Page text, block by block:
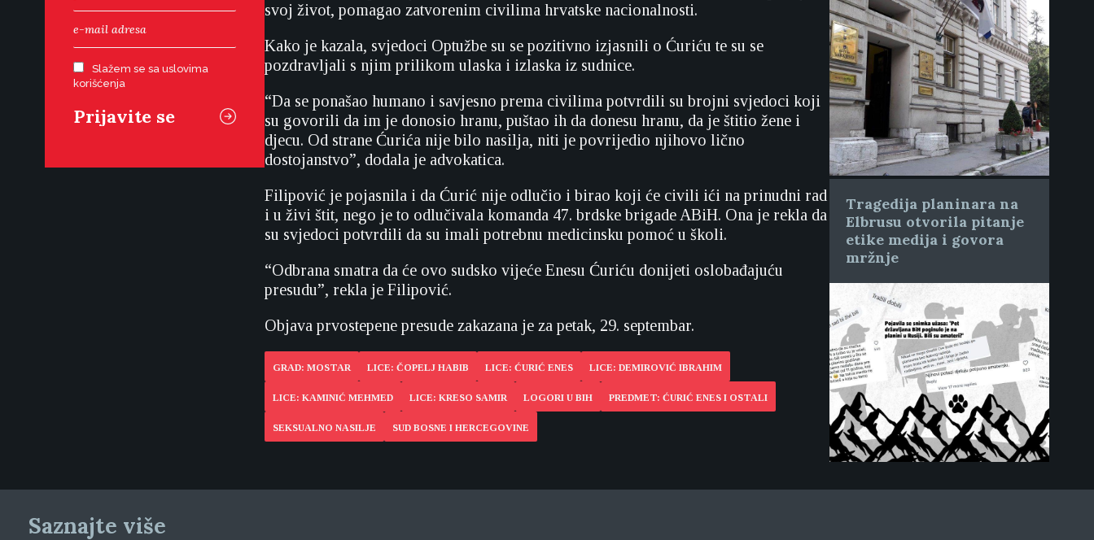
Slažem se sa uslovima
korišćenja
svoj život, pomagao zatvorenim civilima hrvatske nacionalnosti.
Kako je kazala, svjedoci Optužbe su se pozitivno izjasnili o Ćuriću te su se
pozdravljali s njim prilikom ulaska i izlaska iz sudnice.
“Da se ponašao humano i savjesno prema civilima potvrdili su brojni svjedoci koji
su govorili da im je donosio hranu, puštao ih da donesu hranu, da je štitio žene i
djecu. Od strane Ćurića nije bilo nasilja, niti je povrijedio njihovo lično
dostojanstvo”, dodala je advokatica.
Filipović je pojasnila i da Ćurić nije odlučio i birao koji će civili ići na prinudni rad
i u živi štit, nego je to odlučivala komanda 47. brdske brigade ABiH. Ona je rekla da
su svjedoci potvrdili da su imali potrebnu medicinsku pomoć u školi.
“Odbrana smatra da će ovo sudsko vijeće Enesu Ćuriću donijeti oslobađajuću
presudu”, rekla je Filipović.
Objava prvostepene presude zakazana je za petak, 29. septembar.
GRAD: MOSTAR LICE: ČOPELJ HABIB LICE: ĆURIĆ ENES LICE: DEMIROVIĆ IBRAHIM
LICE: KAMINIĆ MEHMED LICE: KRESO SAMIR LOGORI U BIH PREDMET: ĆURIĆ ENES I OSTALI
SEKSUALNO NASILJE SUD BOSNE I HERCEGOVINE
Tragedija planinara na
Elbrusu otvorila pitanje
etike medija i govora
mržnje
Saznajte više